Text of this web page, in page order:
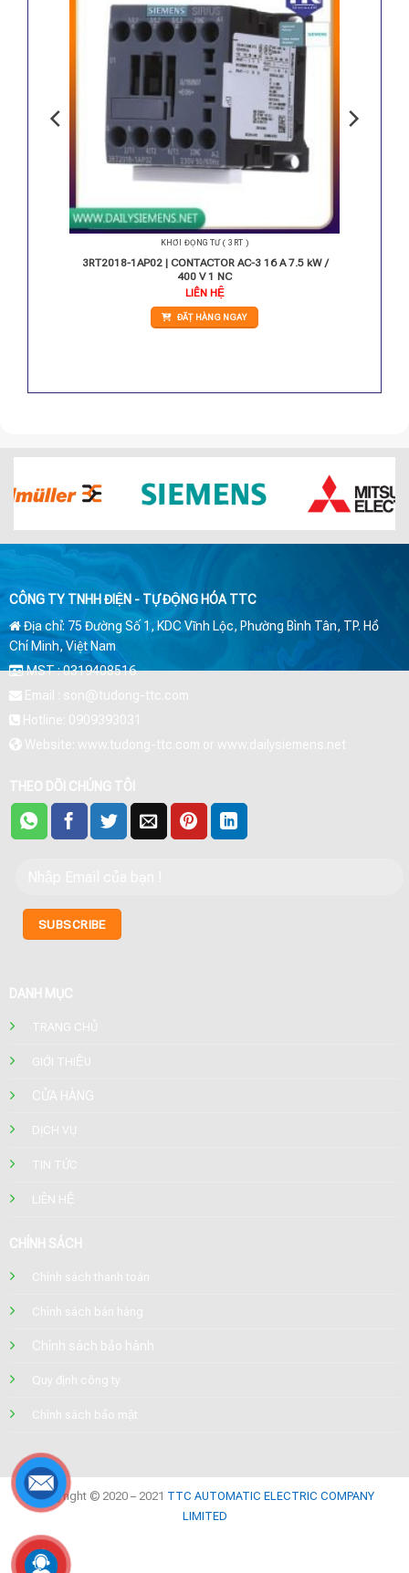
KHỞI ĐỘNG TỪ ( 3RT )
3RT2018-1AP02 | CONTACTOR AC-3 16 A 7.5 kW /
400 V 1 NC
LIÊN HỆ
ĐẶT HÀNG NGAY
CÔNG TY TNHH ĐIỆN - TỰ ĐỘNG HÓA TTC
Địa chỉ: 75 Đường Số 1, KDC Vĩnh Lộc, Phường Bình Tân, TP. Hồ
Chí Minh, Việt Nam
MST : 0319408516
Email : son@tudong-ttc.com
Hotline: 0909393031
Website: www.tudong-ttc.com or www.dailysiemens.net
THEO DÕI CHÚNG TÔI
DANH MỤC
TRANG CHỦ
GIỚI THIỆU
CỬA HÀNG
DỊCH VỤ
TIN TỨC
LIÊN HỆ
CHÍNH SÁCH
Chính sách thanh toán
Chính sách bán hàng
Chính sách bảo hành
Quy định công ty
Chính sách bảo mật
Copyright © 2020 – 2021 TTC AUTOMATIC ELECTRIC COMPANY
LIMITED